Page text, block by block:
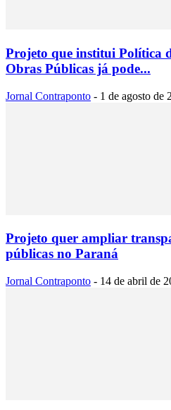
Projeto que institui Política
Obras Públicas já pode...
Jornal Contraponto - 1 de agosto de
Projeto quer ampliar
públicas no Paraná
Jornal Contraponto - 14 de abril de